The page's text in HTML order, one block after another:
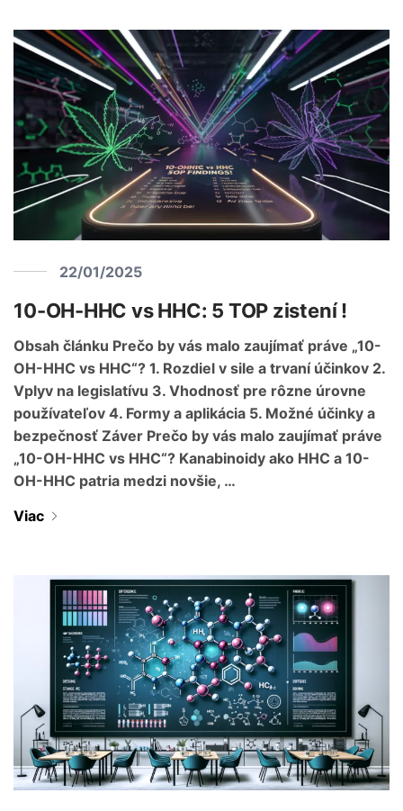
22/01/2025
10-OH-HHC vs HHC: 5 TOP zistení !
Obsah článku Prečo by vás malo zaujímať práve „10-
OH-HHC vs HHC“? 1. Rozdiel v sile a trvaní účinkov 2.
Vplyv na legislatívu 3. Vhodnosť pre rôzne úrovne
používateľov 4. Formy a aplikácia 5. Možné účinky a
bezpečnosť Záver Prečo by vás malo zaujímať práve
„10-OH-HHC vs HHC“? Kanabinoidy ako HHC a 10-
OH-HHC patria medzi novšie, …
Viac